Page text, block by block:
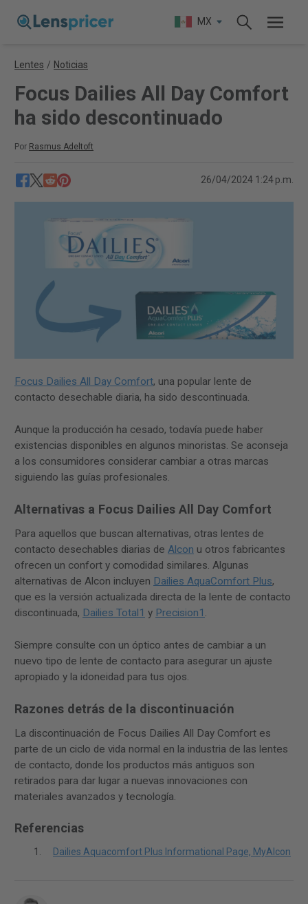
MX
Lentes / Noticias
Focus Dailies All Day Comfort
ha sido descontinuado
Por Rasmus Adeltoft
26/04/2024 1:24 p.m.
Focus Dailies All Day Comfort, una popular lente de
contacto desechable diaria, ha sido descontinuada.
Aunque la producción ha cesado, todavía puede haber
existencias disponibles en algunos minoristas. Se aconseja
a los consumidores considerar cambiar a otras marcas
siguiendo las guías profesionales.
Alternativas a Focus Dailies All Day Comfort
Para aquellos que buscan alternativas, otras lentes de
contacto desechables diarias de Alcon u otros fabricantes
ofrecen un confort y comodidad similares. Algunas
alternativas de Alcon incluyen Dailies AquaComfort Plus,
que es la versión actualizada directa de la lente de contacto
discontinuada, Dailies Total1 y Precision1 .
Siempre consulte con un óptico antes de cambiar a un
nuevo tipo de lente de contacto para asegurar un ajuste
apropiado y la idoneidad para tus ojos.
Razones detrás de la discontinuación
La discontinuación de Focus Dailies All Day Comfort es
parte de un ciclo de vida normal en la industria de las lentes
de contacto, donde los productos más antiguos son
retirados para dar lugar a nuevas innovaciones con
materiales avanzados y tecnología.
Referencias
Dailies Aquacomfort Plus Informational Page, MyAlcon